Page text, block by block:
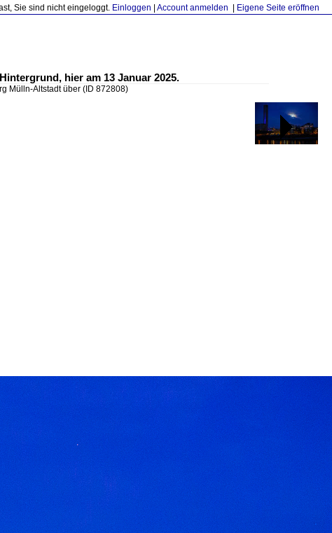
Sie sind nicht eingeloggt. Einloggen Account anmelden Eigene Seite eröffnen
hier am 13 Januar 2025.
Mülln-Altstadt über (ID 872808)